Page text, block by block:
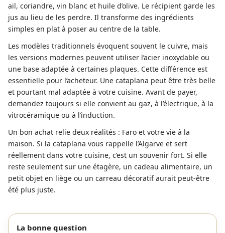
ail, coriandre, vin blanc et huile d’olive. Le récipient garde les
jus au lieu de les perdre. Il transforme des ingrédients
simples en plat à poser au centre de la table.
Les modèles traditionnels évoquent souvent le cuivre, mais
les versions modernes peuvent utiliser l’acier inoxydable ou
une base adaptée à certaines plaques. Cette différence est
essentielle pour l’acheteur. Une cataplana peut être très belle
et pourtant mal adaptée à votre cuisine. Avant de payer,
demandez toujours si elle convient au gaz, à l’électrique, à la
vitrocéramique ou à l’induction.
Un bon achat relie deux réalités : Faro et votre vie à la
maison. Si la cataplana vous rappelle l’Algarve et sert
réellement dans votre cuisine, c’est un souvenir fort. Si elle
reste seulement sur une étagère, un cadeau alimentaire, un
petit objet en liège ou un carreau décoratif aurait peut-être
été plus juste.
La bonne question